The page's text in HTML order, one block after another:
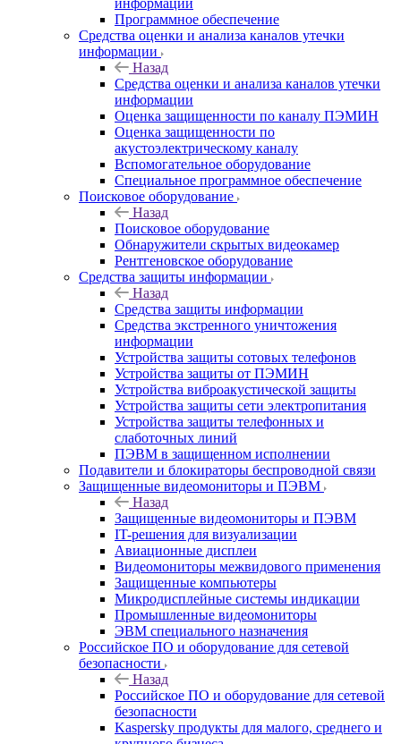
информации
Программное обеспечение
Средства оценки и анализа каналов утечки
информации
Назад
Средства оценки и анализа каналов утечки
информации
Оценка защищенности по каналу ПЭМИН
Оценка защищенности по
акустоэлектрическому каналу
Вспомогательное оборудование
Специальное программное обеспечение
Поисковое оборудование
Назад
Поисковое оборудование
Обнаружители скрытых видеокамер
Рентгеновское оборудование
Средства защиты информации
Назад
Средства защиты информации
Средства экстренного уничтожения
информации
Устройства защиты сотовых телефонов
Устройства защиты от ПЭМИН
Устройства виброакустической защиты
Устройства защиты сети электропитания
Устройства защиты телефонных и
слаботочных линий
ПЭВМ в защищенном исполнении
Подавители и блокираторы беспроводной связи
Защищенные видеомониторы и ПЭВМ
Назад
Защищенные видеомониторы и ПЭВМ
IT-решения для визуализации
Авиационные дисплеи
Видеомониторы межвидового применения
Защищенные компьютеры
Микродисплейные системы индикации
Промышленные видеомониторы
ЭВМ специального назначения
Российское ПО и оборудование для сетевой
безопасности
Назад
Российское ПО и оборудование для сетевой
безопасности
Kaspersky продукты для малого, среднего и